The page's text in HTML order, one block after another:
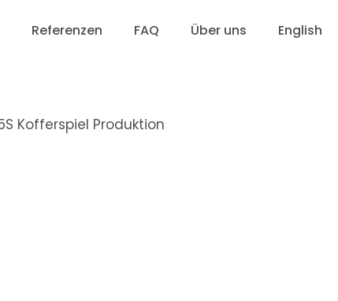
Referenzen FAQ Über uns English